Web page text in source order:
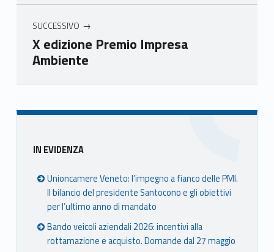
SUCCESSIVO
X edizione Premio Impresa
Ambiente
Skip back to main navigation
Sidebar
IN EVIDENZA
Unioncamere Veneto: l’impegno a fianco delle PMI.
Il bilancio del presidente Santocono e gli obiettivi
per l’ultimo anno di mandato
Bando veicoli aziendali 2026: incentivi alla
rottamazione e acquisto. Domande dal 27 maggio